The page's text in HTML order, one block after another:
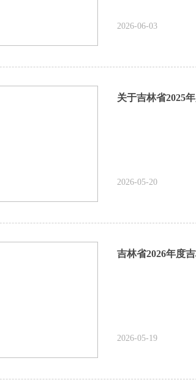
2026-06-03
2026-05-20
2026-05-19